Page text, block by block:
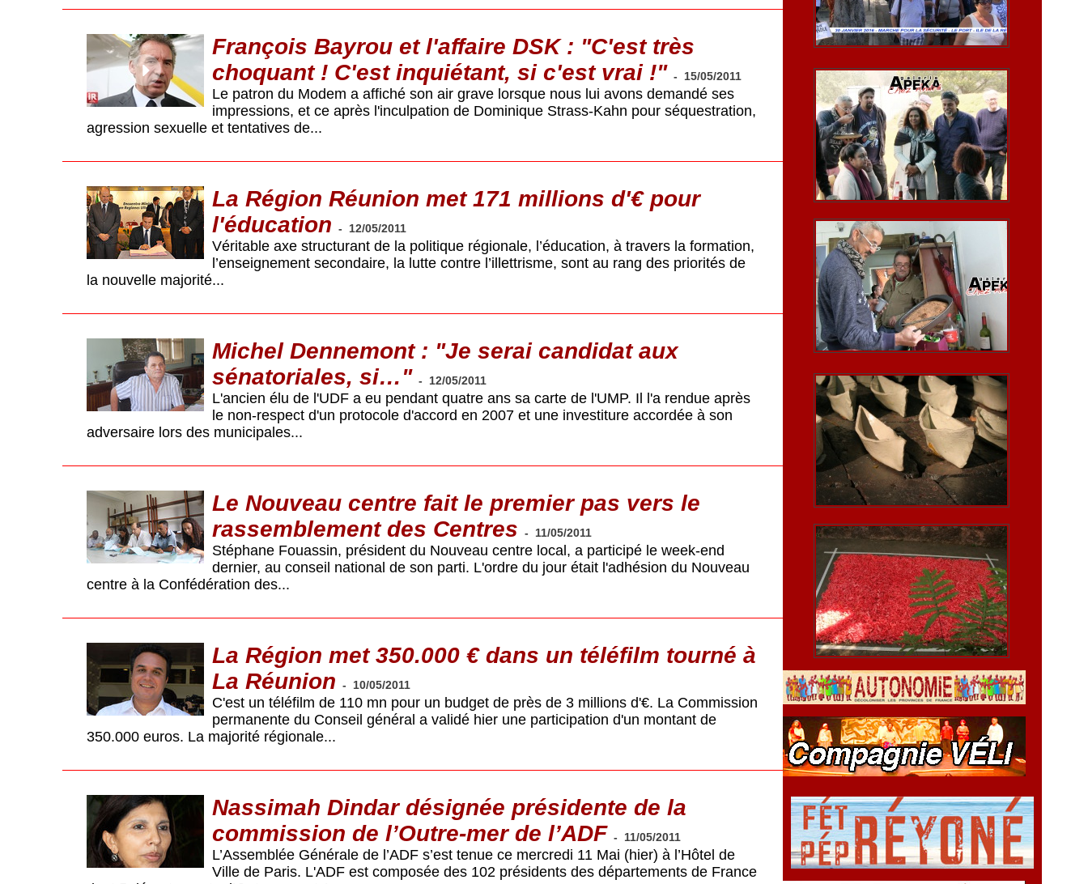
François Bayrou et l'affaire DSK : "C'est très
choquant ! C'est inquiétant, si c'est vrai !" - 15/05/2011
Le patron du Modem a affiché son air grave lorsque nous lui avons demandé ses
impressions, et ce après l'inculpation de Dominique Strass-Kahn pour séquestration,
agression sexuelle et tentatives de...
La Région Réunion met 171 millions d'€ pour
l'éducation - 12/05/2011
Véritable axe structurant de la politique régionale, l’éducation, à travers la formation,
l’enseignement secondaire, la lutte contre l’illettrisme, sont au rang des priorités de
la nouvelle majorité...
Michel Dennemont : "Je serai candidat aux
sénatoriales, si…" - 12/05/2011
L'ancien élu de l'UDF a eu pendant quatre ans sa carte de l'UMP. Il l'a rendue après
le non-respect d'un protocole d'accord en 2007 et une investiture accordée à son
adversaire lors des municipales...
Le Nouveau centre fait le premier pas vers le
rassemblement des Centres - 11/05/2011
Stéphane Fouassin, président du Nouveau centre local, a participé le week-end
dernier, au conseil national de son parti. L'ordre du jour était l'adhésion du Nouveau
centre à la Confédération des...
La Région met 350.000 € dans un téléfilm tourné à
La Réunion - 10/05/2011
C'est un téléfilm de 110 mn pour un budget de près de 3 millions d'€. La Commission
permanente du Conseil général a validé hier une participation d'un montant de
350.000 euros. La majorité régionale...
Nassimah Dindar désignée présidente de la
commission de l’Outre-mer de l’ADF - 11/05/2011
L’Assemblée Générale de l’ADF s’est tenue ce mercredi 11 Mai (hier) à l’Hôtel de
Ville de Paris. L'ADF est composée des 102 présidents des départements de France